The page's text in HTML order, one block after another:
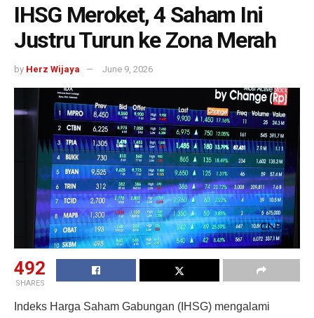
IHSG Meroket, 4 Saham Ini
Justru Turun ke Zona Merah
by Herz Wijaya June 9, 2026
492
SHARES
Indeks Harga Saham Gabungan (IHSG) mengalami